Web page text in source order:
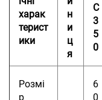
харак
терист
ики
н
и
ц
я
C
3
5
0
Розмі
р
6
0